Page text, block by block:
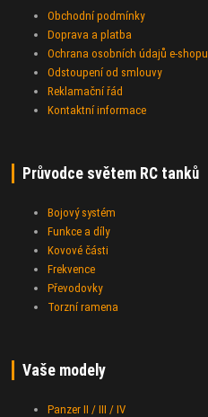
Obchodní podmínky
Doprava a platba
Ochrana osobních údajů e-shopu
Odstoupení od smlouvy
Reklamační řád
Kontaktní informace
Průvodce světem RC tanků
Bojový systém
Funkce a díly
Kovové části
Frekvence
Převodovky
Torzní ramena
Vaše modely
Panzer II / III / IV